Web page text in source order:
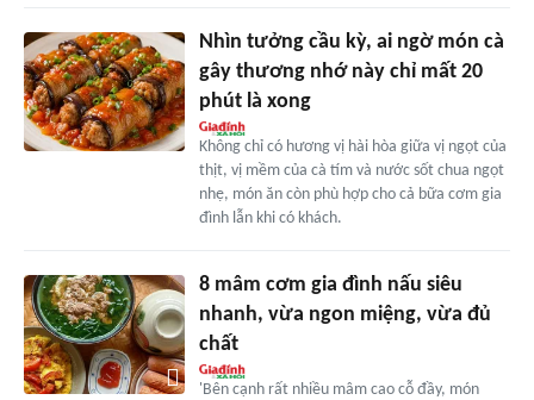
Nhìn tưởng cầu kỳ, ai ngờ món cà
gây thương nhớ này chỉ mất 20
phút là xong
Không chỉ có hương vị hài hòa giữa vị ngọt của
thịt, vị mềm của cà tím và nước sốt chua ngọt
nhẹ, món ăn còn phù hợp cho cả bữa cơm gia
đình lẫn khi có khách.
8 mâm cơm gia đình nấu siêu
nhanh, vừa ngon miệng, vừa đủ
chất
'Bên cạnh rất nhiều mâm cao cỗ đầy, món